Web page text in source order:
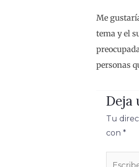
Me
tema y el
personas
Deja
Tu
con *